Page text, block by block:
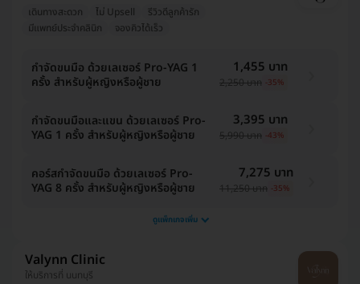
เดินทางสะดวก
ไม่ Upsell
รีวิวดีลูกค้ารัก
มีแพทย์ประจำคลินิก
จองคิวได้เร็ว
กำจัดขนมือ ด้วยเลเซอร์ Pro-YAG 1
ครั้ง สำหรับผู้หญิงหรือผู้ชาย
1,455 บาท
2,250 บาท -35%
กำจัดขนมือและแขน ด้วยเลเซอร์ Pro-
YAG 1 ครั้ง สำหรับผู้หญิงหรือผู้ชาย
3,395 บาท
5,990 บาท -43%
คอร์สกำจัดขนมือ ด้วยเลเซอร์ Pro-
YAG 8 ครั้ง สำหรับผู้หญิงหรือผู้ชาย
7,275 บาท
11,250 บาท -35%
ดูแพ็กเกจเพิ่ม
Valynn Clinic
ให้บริการที่ นนทบุรี